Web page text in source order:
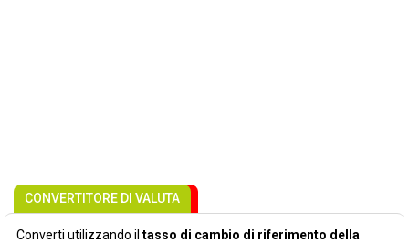
CONVERTITORE DI VALUTA
Converti utilizzando il tasso di cambio di riferimento della